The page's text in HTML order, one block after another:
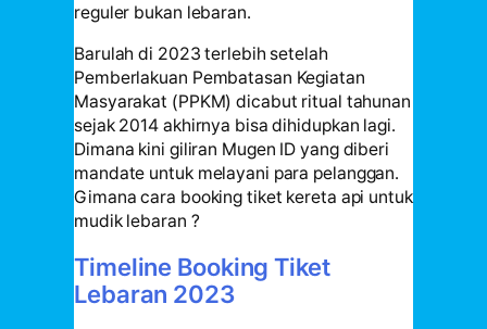
reguler bukan lebaran.
Barulah di 2023 terlebih setelah
Pemberlakuan Pembatasan Kegiatan
Masyarakat (PPKM) dicabut ritual tahunan
sejak 2014 akhirnya bisa dihidupkan lagi.
Dimana kini giliran Mugen ID yang diberi
mandate untuk melayani para pelanggan.
Gimana cara booking tiket kereta api untuk
mudik lebaran ?
Timeline Booking Tiket
Lebaran 2023